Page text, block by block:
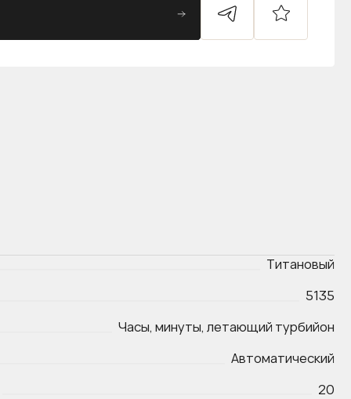
Титановый
5135
Автоматический
20